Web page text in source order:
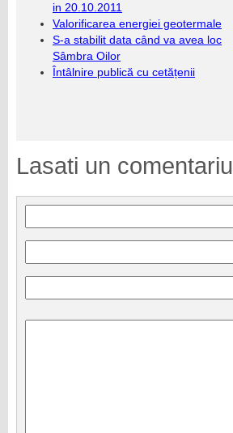
in 20.10.2011
Valorificarea energiei geotermale
S-a stabilit data când va avea loc
Sâmbra Oilor
Întâlnire publică cu cetățenii
Lasati un comentariu